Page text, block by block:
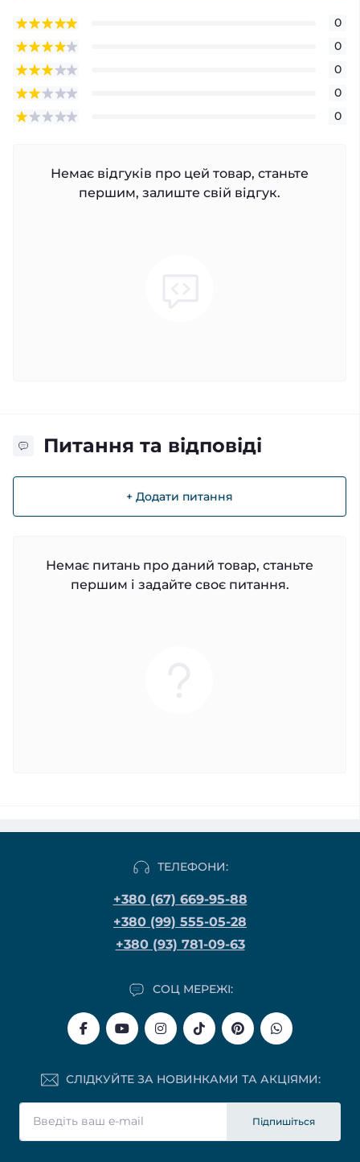
0
0
0
0
0
Немає відгуків про цей товар, станьте
першим, залиште свій відгук.
Питання та відповіді
+ Додати питання
Немає питань про даний товар, станьте
першим і задайте своє питання.
ТЕЛЕФОНИ:
+380 (67) 669-95-88
+380 (99) 555-05-28
+380 (93) 781-09-63
СОЦ МЕРЕЖІ:
СЛІДКУЙТЕ ЗА НОВИНКАМИ ТА АКЦІЯМИ:
Підпишіться